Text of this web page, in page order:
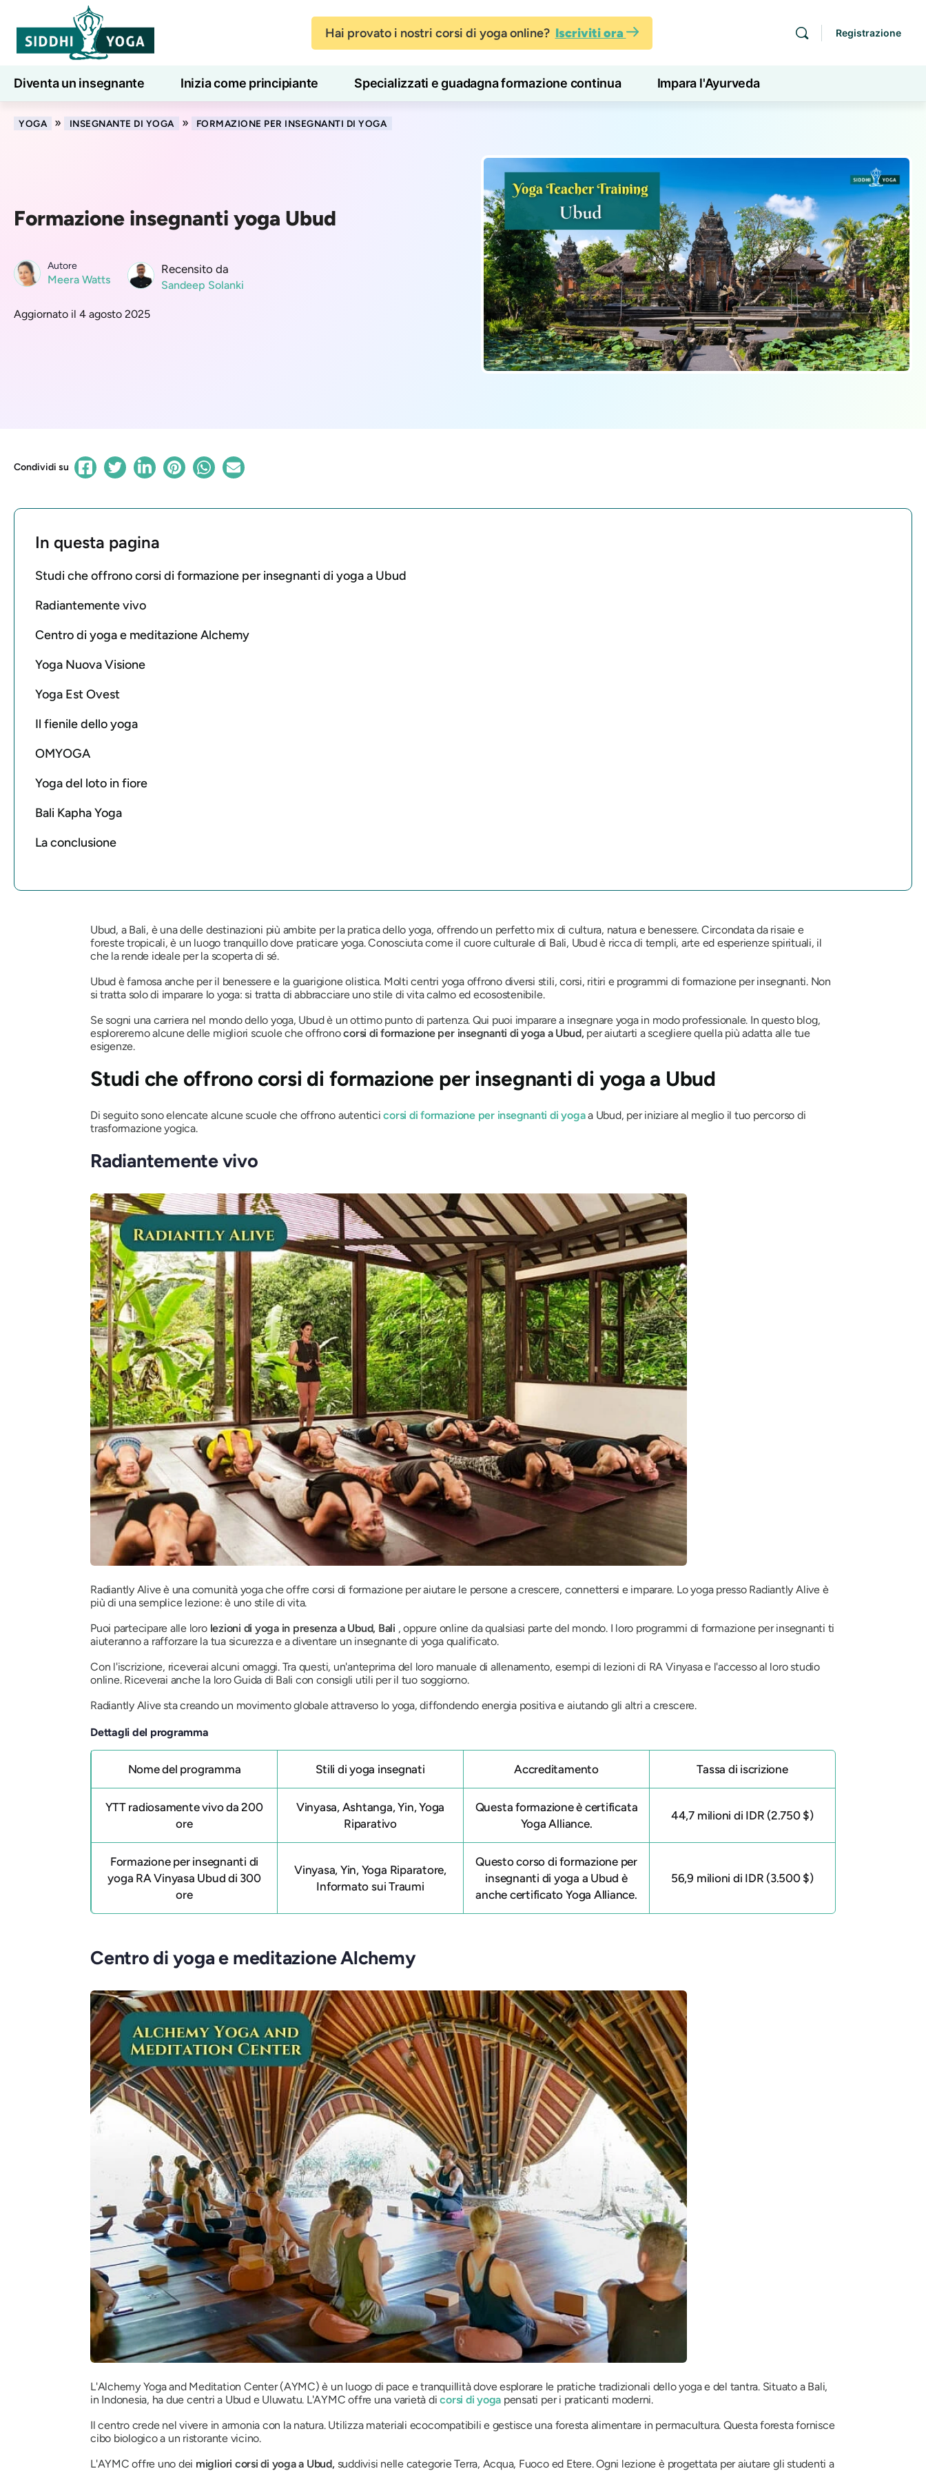
Hai provato i nostri corsi di yoga online? Iscriviti ora Registrazione
Diventa un insegnante Inizia come principiante Specializzati e guadagna formazione continua Impara l'Ayurveda
Lezioni di yoga online 7 giorni di benessere Blog Imparare
YOGA » INSEGNANTE DI YOGA » FORMAZIONE PER INSEGNANTI DI YOGA
Formazione insegnanti yoga Ubud
Autore
Meera Watts
Recensito da
Sandeep Solanki
Aggiornato il 4 agosto 2025
Condividi su
In questa pagina
Studi che offrono corsi di formazione per insegnanti di yoga a Ubud
Radiantemente vivo
Centro di yoga e meditazione Alchemy
Yoga Nuova Visione
Yoga Est Ovest
Il fienile dello yoga
OMYOGA
Yoga del loto in fiore
Bali Kapha Yoga
La conclusione
Ubud, a Bali, è una delle destinazioni più ambite per la pratica dello yoga, offrendo un perfetto mix di cultura, natura e benessere. Circondata da risaie e
foreste tropicali, è un luogo tranquillo dove praticare yoga. Conosciuta come il cuore culturale di Bali, Ubud è ricca di templi, arte ed esperienze spirituali, il
che la rende ideale per la scoperta di sé.
Ubud è famosa anche per il benessere e la guarigione olistica. Molti centri yoga offrono diversi stili, corsi, ritiri e programmi di formazione per insegnanti. Non
si tratta solo di imparare lo yoga: si tratta di abbracciare uno stile di vita calmo ed ecosostenibile.
Se sogni una carriera nel mondo dello yoga, Ubud è un ottimo punto di partenza. Qui puoi imparare a insegnare yoga in modo professionale. In questo blog,
esploreremo alcune delle migliori scuole che offronocorsi di formazione per insegnanti di yoga a Ubud,per aiutarti a scegliere quella più adatta alle tue
esigenze.
Studi che offrono corsi di formazione per insegnanti di yoga a Ubud
Di seguito sono elencate alcune scuole che offrono autentici corsi di formazione per insegnanti di yogaa Ubud, per iniziare al meglio il tuo percorso di
trasformazione yogica.
Radiantemente vivo
Radiantly Alive è una comunità yoga che offre corsi di formazione per aiutare le persone a crescere, connettersi e imparare. Lo yoga presso Radiantly Alive è
più di una semplice lezione: è uno stile di vita.
Puoi partecipare alle loro lezioni di yoga in presenza a Ubud, Bali , oppure online da qualsiasi parte del mondo. I loro programmi di formazione per insegnanti ti
aiuteranno a rafforzare la tua sicurezza e a diventare un insegnante di yoga qualificato.
Con l'iscrizione, riceverai alcuni omaggi. Tra questi, un'anteprima del loro manuale di allenamento, esempi di lezioni di RA Vinyasa e l'accesso al loro studio
online. Riceverai anche la loro Guida di Bali con consigli utili per il tuo soggiorno.
Radiantly Alive sta creando un movimento globale attraverso lo yoga, diffondendo energia positiva e aiutando gli altri a crescere.
Dettagli del programma
Nome del programma Stili di yoga insegnati Accreditamento Tassa di iscrizione
YTT radiosamente vivo da 200
ore
Vinyasa, Ashtanga, Yin, Yoga
Riparativo
Questa formazione è certificata
Yoga Alliance.
44,7 milioni di IDR (2.750 $)
Formazione per insegnanti di
yoga RA Vinyasa Ubud di 300
ore
Vinyasa, Yin, Yoga Riparatore,
Informato sui Traumi
Questocorso di formazione per
insegnanti di yoga a Ubud è
anche certificato Yoga Alliance.
56,9 milioni di IDR (3.500 $)
Centro di yoga e meditazione Alchemy
L'Alchemy Yoga and Meditation Center (AYMC) è un luogo di pace e tranquillità dove esplorare le pratiche tradizionali dello yoga e del tantra. Situato a Bali,
in Indonesia, ha due centri a Ubud e Uluwatu. L'AYMC offre una varietà dicorsi di yoga pensati per i praticanti moderni.
Il centro crede nel vivere in armonia con la natura. Utilizza materiali ecocompatibili e gestisce una foresta alimentare in permacultura. Questa foresta fornisce
cibo biologico a un ristorante vicino.
L'AYMC offre uno dei migliori corsi di yoga a Ubud,suddivisi nelle categorie Terra, Acqua, Fuoco ed Etere. Ogni lezione è progettata per aiutare gli studenti a